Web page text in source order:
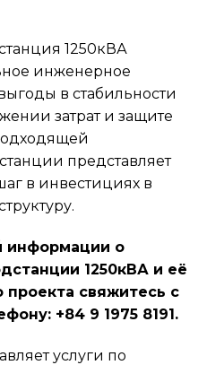
1250кВА
инженерное
в стабильности
затрат и защите
представляет
в инвестициях в
информации о
1250кВА и её
свяжитесь с
+84 9 1975 8191.
услуги по